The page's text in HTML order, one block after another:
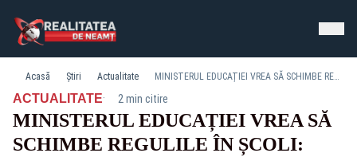
Acasă Știri Actualitate MINISTERUL EDUCAȚIEI VREA SĂ SCHIMBE REGULILE ÎN ȘCOLI: CATALOG ELECTRONIC PENTRU TOȚI ȘI MEDIE MINIMĂ OBLIGATORIE LA CLASELE VOCAȚIONALE
ACTUALITATE· 2 min citire
MINISTERUL EDUCAȚIEI VREA SĂ
SCHIMBE REGULILE ÎN ȘCOLI: